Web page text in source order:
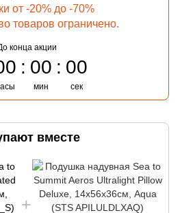
от -20% до -70%
товаров ограничено.
конца акции
00
мин
00
сек
вместе